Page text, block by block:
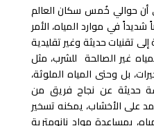
أن حوالي خُمس سكان العالم
في موارد المياه، الأمر
تقنيات حديثة وغير تقليدية
غير الصالحة للشرب، مثل
بل وحتى المياه الملوثة،
حديثة عن نجاح فريق من
على الأخشاب، يمكنه تسخير
بمساعدة مواد نانومترية